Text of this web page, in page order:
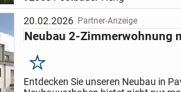
20.02.2026 Partner-Anzeige
Neubau 2-Zimmerwohnung
Merken
Entdecken Sie unseren Neubau in